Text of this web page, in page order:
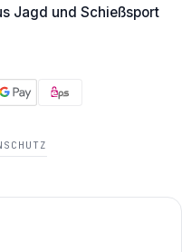
Jagd und Schießsport